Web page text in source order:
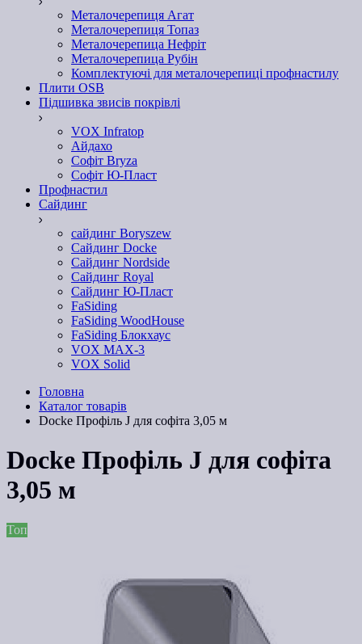
Металочерепиця Агат
Металочерепиця Топаз
Металочерепица Нефріт
Металочерепица Рубін
Комплектуючі для металочерепиці профнастилу
Плити OSB
Підшивка звисів покрівлі
VOX Infratop
Айдахо
Софiт Bryza
Софiт Ю-Пласт
Профнастил
Сайдинг
сайдинг Boryszew
Сайдинг Docke
Сайдинг Nordside
Сайдинг Royal
Сайдинг Ю-Пласт
FaSiding
FaSiding WoodHouse
FaSiding Блокхаус
VOX MAX-3
VOX Solid
Головна
Каталог товарів
Docke Профіль J для софіта 3,05 м
Docke Профіль J для софіта
3,05 м
Топ